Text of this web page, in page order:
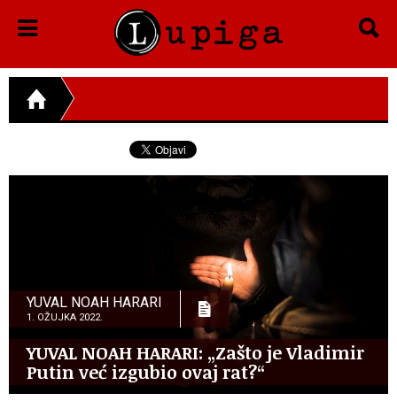
YUVAL NOAH HARARI
1. OŽUJKA 2022.
YUVAL NOAH HARARI: „Zašto je Vladimir
Putin već izgubio ovaj rat?“